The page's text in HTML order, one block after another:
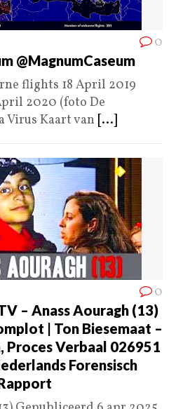
0
@MagnumCaseum
flights 18 April 2019
2020 (foto De
Virus Kaart van [...]
0
– Anass Aouragh (13)
| Ton Biesemaat –
Proces Verbaal 026951
Forensisch